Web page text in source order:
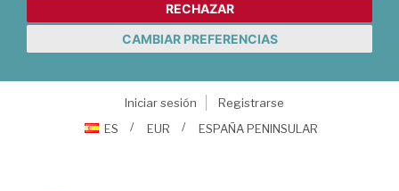
RECHAZAR
CAMBIAR PREFERENCIAS
Iniciar sesión
Registrarse
ES
EUR ESPAÑA PENINSULAR